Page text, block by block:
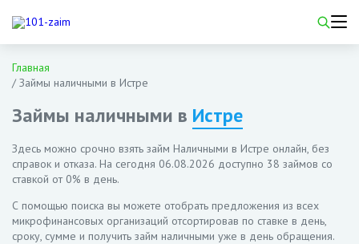
Главная
/Займы наличными в Истре
Займы наличными в Истре
Здесь можно срочно взять займ Наличными в Истре онлайн, без
справок и отказа. На сегодня 06.08.2026 доступно 38 займов со
ставкой от 0% в день.
С помощью поиска вы можете отобрать предложения из всех
микрофинансовых организаций отсортировав по ставке в день,
сроку, сумме и получить займ наличными уже в день обращения.